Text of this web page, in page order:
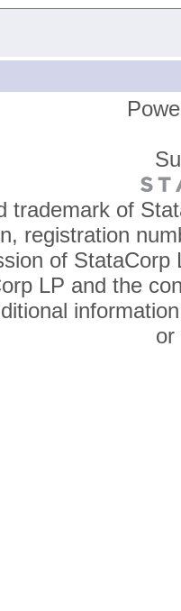
trademark of
registration
of
LP and the
or